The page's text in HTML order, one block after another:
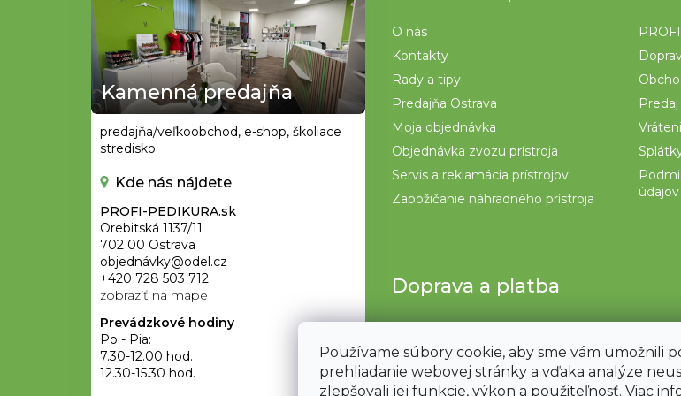
Používame súbory cookie, aby sme vám umožnili
prehliadanie webovej stránky a vďaka analýze
zlepšovali jej funkcie, výkon a použiteľnosť. Viac
O nás
Kontakty
Rady a tipy
Predajňa Ostrava
Moja objednávka
Objednávka zvozu prístroja
Servis a reklamácia prístrojov
Zapožičanie náhradného prístroja
údajov
Kamenná predajňa
predajňa/veľkoobchod, e-shop, školiace
stredisko
Kde nás nájdete
PROFI-PEDIKURA.sk
Orebitská 1137/11
702 00 Ostrava
objednávky@odel.cz
+420 728 503 712
zobraziť na mape
Prevádzkové hodiny
Po - Pia:
7.30-12.00 hod.
12.30-15.30 hod.
Doprava a platba